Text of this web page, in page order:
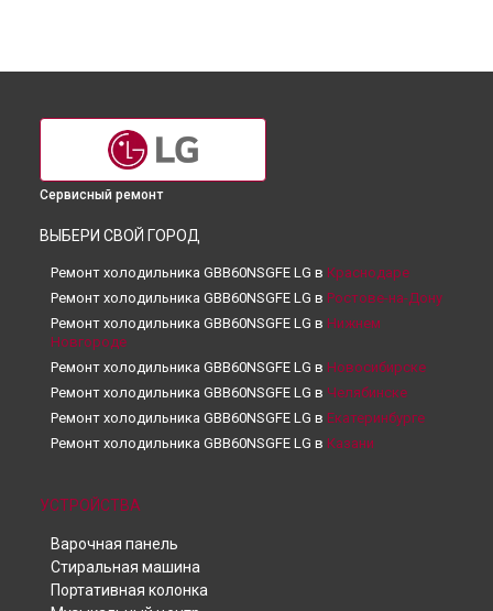
Сервисный ремонт
ВЫБЕРИ СВОЙ ГОРОД
Ремонт холодильника GBB60NSGFE LG в Краснодаре
Ремонт холодильника GBB60NSGFE LG в Ростове-на-Дону
Ремонт холодильника GBB60NSGFE LG в Нижнем
Новгороде
Ремонт холодильника GBB60NSGFE LG в Новосибирске
Ремонт холодильника GBB60NSGFE LG в Челябинске
Ремонт холодильника GBB60NSGFE LG в Екатеринбурге
Ремонт холодильника GBB60NSGFE LG в Казани
Ремонт холодильника GBB60NSGFE LG в
Ремонт холодильника GBB60NSGFE LG в
Ремонт холодильника GBB60NSGFE LG в
Ремонт холодильника GBB60NSGFE LG в
УСТРОЙСТВА
Варочная панель
Стиральная машина
Портативная колонка